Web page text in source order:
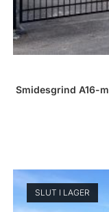
Smidesgrind A16-
SLUT I LAGER